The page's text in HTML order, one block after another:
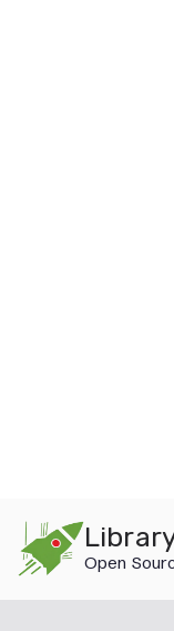
content
Open